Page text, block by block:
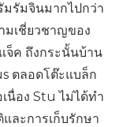
มรัมจินมากไปกว่า
มเชี่ยวชาญของ
จ็ค ถึงกระนั้นบ้าน
ตลอดโต๊ะแบล็ก
นื่อง Stu ไม่ได้ทำ
ละการเก็บรักษา